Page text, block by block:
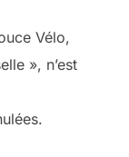
Vélo,
», n’est